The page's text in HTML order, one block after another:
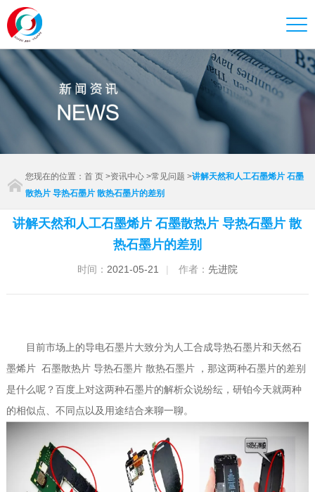
您现在的位置：首 页 >资讯中心 >常见问题 >讲解天然和人工石墨烯片 石墨
散热片 导热石墨片 散热石墨片的差别
讲解天然和人工石墨烯片 石墨散热片 导热石墨片 散
热石墨片的差别
时间： 2021-05-21 | 作者： 先进院
目前市场上的导电石墨片大致分为人工合成导热石墨片和天然石
墨烯片 石墨散热片 导热石墨片 散热石墨片 ，那这两种石墨片的差别
是什么呢？百度上对这两种石墨片的解析众说纷纭，研铂今天就两种
的相似点、不同点以及用途结合来聊一聊。